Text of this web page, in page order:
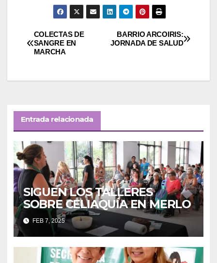
Navegación
de
entradas
BARRIO ARCOIRIS:
JORNADA DE SALUD
COLECTAS DE
SANGRE EN
MARCHA
Entrada relacionada
SIGUEN LOS TALLERES
SOBRE CELIAQUÍA EN MERLO
FEB 7, 2025